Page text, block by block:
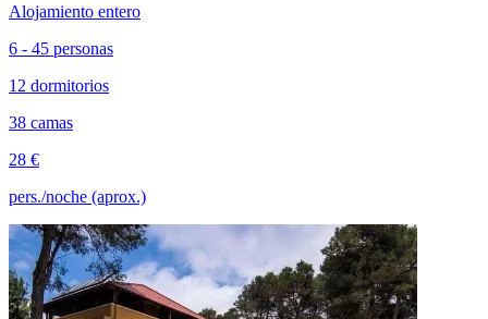
Alojamiento entero
6 - 45 personas
12 dormitorios
38 camas
28 €
pers./noche (aprox.)